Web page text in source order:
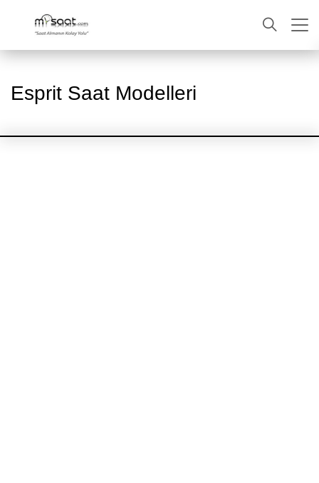
ARA
Esprit Saat Modelleri